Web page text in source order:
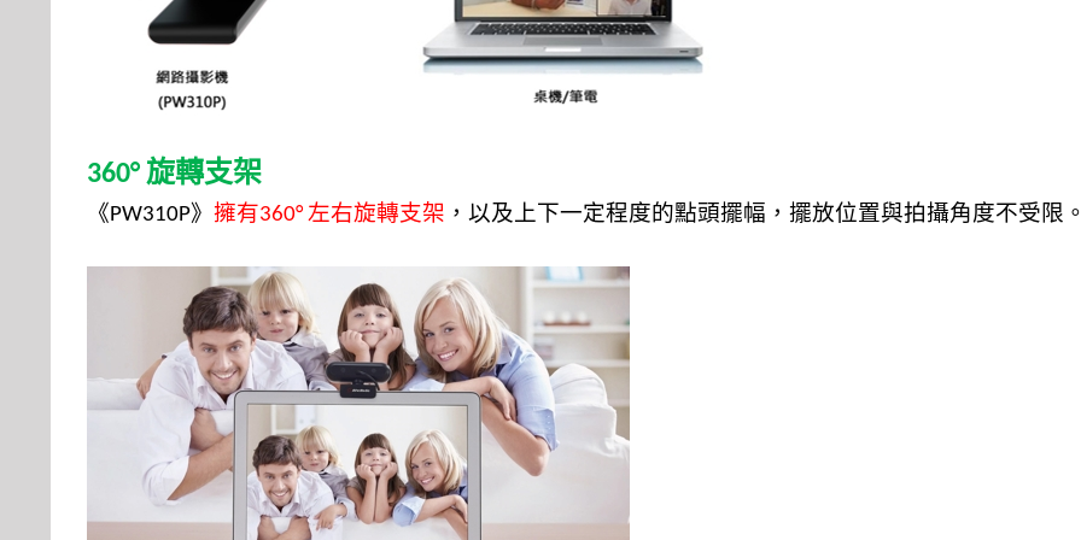
360° 旋轉支架
《PW310P》 擁有360° 左右旋轉支架 ，以及上下一定程度的點頭擺幅，擺放位置與拍攝角度不受限